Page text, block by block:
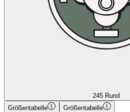
245 Rund
Größentabelle
Größentabelle